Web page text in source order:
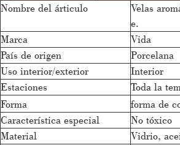
Nombre del árticulo
Velas
e.
Marca
Vida
País de origen
Porcelana
Uso interior/exterior
Interior
Estaciones
Toda la
Forma
forma de
Característica especial
No tóxico
Material
Vidrio,